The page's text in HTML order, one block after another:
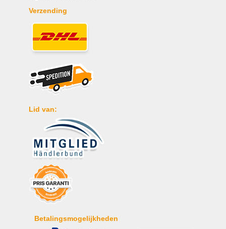
Verzending
Lid van:
Betalingsmogelijkheden